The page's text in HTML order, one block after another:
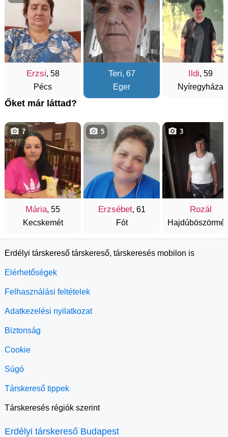
Erzsi, 58
Pécs
Teri, 67
Eger
Ildi, 59
Nyíregyháza
Őket már láttad?
Mária, 55
Kecskemét
7
Erzsébet, 61
Fót
5
Rozál
3
Erdélyi társkereső társkereső, társkeresés mobilon is
Elérhetőségek
Felhasználási feltételek
Adatkezelési nyilatkozat
Biztonság
Cookie
Súgó
Társkereső tippek
Társkeresés régiók szerint
Erdélyi társkereső Budapest